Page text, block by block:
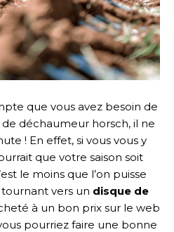
que vous avez besoin de
déchaumeur horsch, il ne
! En effet, si vous vous y
que votre saison soit
le moins que l’on puisse
vers un disque de
à un bon prix sur le web
pourriez faire une bonne